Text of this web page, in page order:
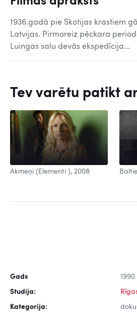
1936.gadā pie Skotijas krastiem
Latvijas. Pirmoreiz pēckara
Luingas salu devās ekspedīcija...
Tev varētu patikt
Akmeņi (Elementi ), 2008
Gads 1990
Studija:
Kategorija: